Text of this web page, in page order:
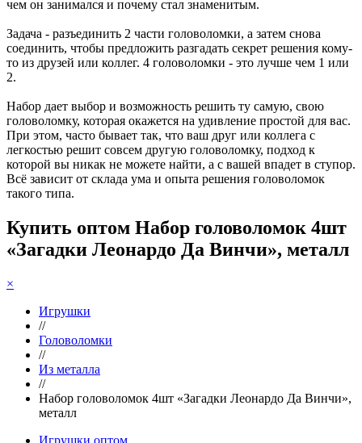
чем он занимался и почему стал знаменитым.
Задача - разъединить 2 части головоломки, а затем снова
соединить, чтобы предложить разгадать секрет решения кому-
то из друзей или коллег. 4 головоломки - это лучше чем 1 или
2.
Набор дает выбор и возможность решить ту самую, свою
головоломку, которая окажется на удивление простой для вас.
При этом, часто бывает так, что ваш друг или коллега с
легкостью решит совсем другую головоломку, подход к
которой вы никак не можете найти, а с вашей впадет в ступор.
Всё зависит от склада ума и опыта решения головоломок
такого типа.
Купить оптом Набор головоломок 4шт
«Загадки Леонардо Да Винчи», металл
×
Игрушки
//
Головоломки
//
Из металла
//
Набор головоломок 4шт «Загадки Леонардо Да Винчи»,
металл
Игрушки оптом